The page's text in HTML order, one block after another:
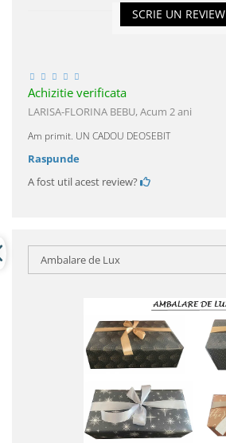
SCRIE UN REVIEW
Achizitie verificata
LARISA-FLORINA BEBU,Acum 2 ani
Am primit. UN CADOU DEOSEBIT
Raspunde
A fost util acest review?
Ambalare de Lux